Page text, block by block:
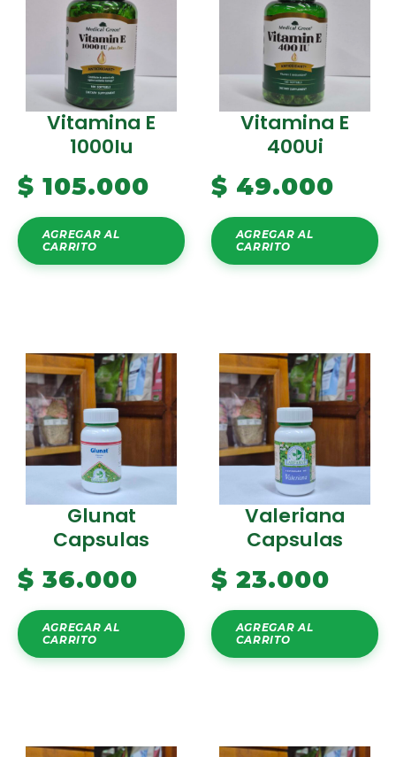
Vitamina E
1000Iu
$ 105.000
AGREGAR AL
CARRITO
Vitamina E
400Ui
$ 49.000
AGREGAR AL
CARRITO
Glunat
Capsulas
$ 36.000
AGREGAR AL
CARRITO
Valeriana
Capsulas
$ 23.000
AGREGAR AL
CARRITO